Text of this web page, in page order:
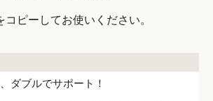
コピーしてお使いください。
ダブルでサポート！